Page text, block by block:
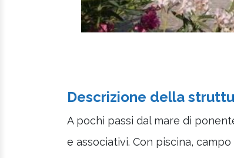
Descrizione della
A pochi passi dal mare di
e associativi. Con piscina,